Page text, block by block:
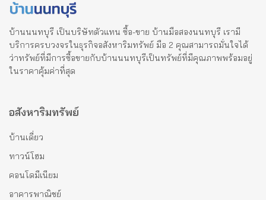
บ้านนนทบุรี เป็นบริษัทตัวแทน ซื้อ-ขาย บ้านมือสองนนทบุรี เรามี
บริการครบวงจรในธุรกิจอสังหาริมทรัพย์ มือ 2 คุณสามารถมั่นใจได้
ว่าทรัพย์ที่มีการซื้อขายกับบ้านนนทบุรีเป็นทรัพย์ที่มีคุณภาพพร้อมอยู่
ในราคาคุ้มค่าที่สุด
อสังหาริมทรัพย์
บ้านเดี่ยว
ทาวน์โฮม
คอนโดมีเนียม
อาคารพาณิชย์